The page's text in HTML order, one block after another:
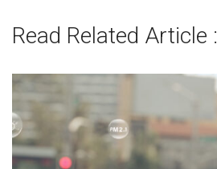
Read Related Article :